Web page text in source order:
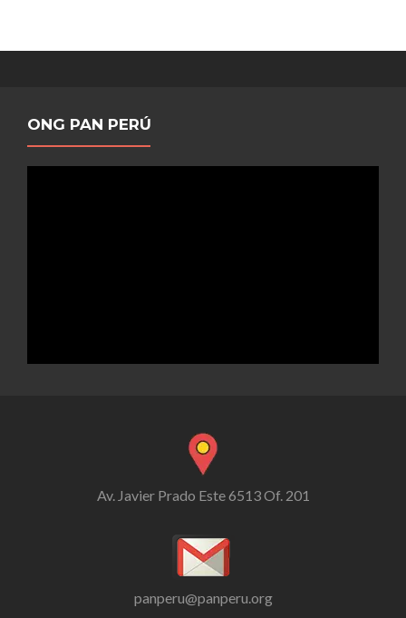
ONG PAN PERÚ
Av. Javier Prado Este 6513 Of. 201
panperu@panperu.org